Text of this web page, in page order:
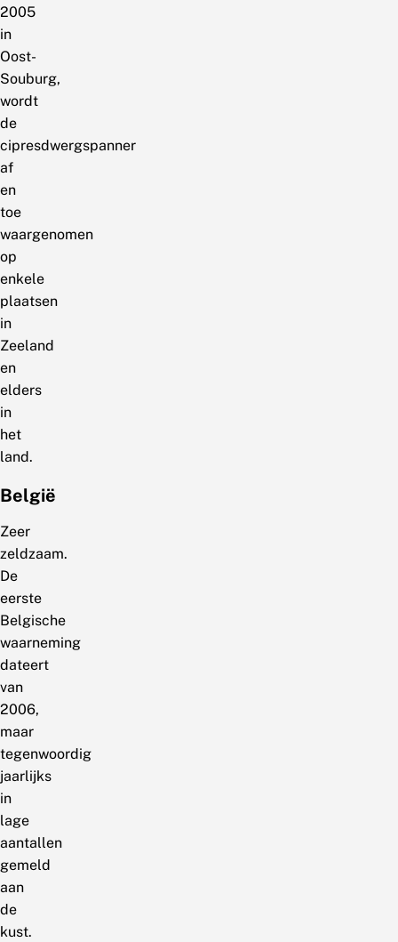
2005
in
Oost-
Souburg,
wordt
de
cipresdwergspanner
af
en
toe
waargenomen
op
enkele
plaatsen
in
Zeeland
en
elders
in
het
land.
België
Zeer
zeldzaam.
De
eerste
Belgische
waarneming
dateert
van
2006,
maar
tegenwoordig
jaarlijks
in
lage
aantallen
gemeld
aan
de
kust.